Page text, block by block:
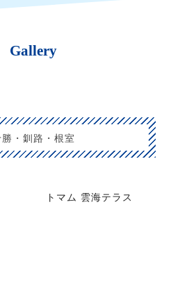
Gallery
・釧路・根室
トマム 雲海テラス